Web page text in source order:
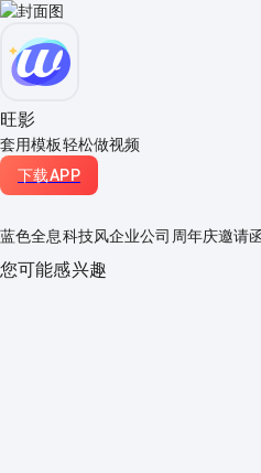
旺影
套用模板轻松做视频
下载APP
蓝色全息科技风企业公司周年庆邀请
您可能感兴趣